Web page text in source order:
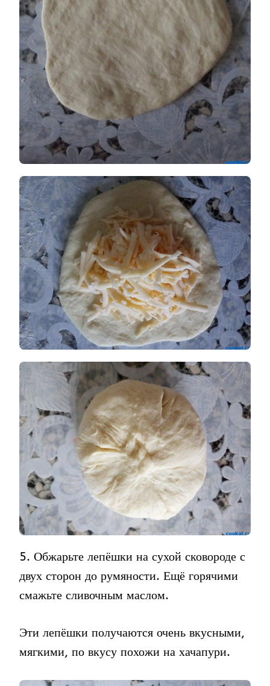
5. Обжарьте лепёшки на сухой сковороде с
двух сторон до румяности. Ещё горячими
смажьте сливочным маслом.
Эти лепёшки получаются очень вкусными,
мягкими, по вкусу похожи на хачапури.